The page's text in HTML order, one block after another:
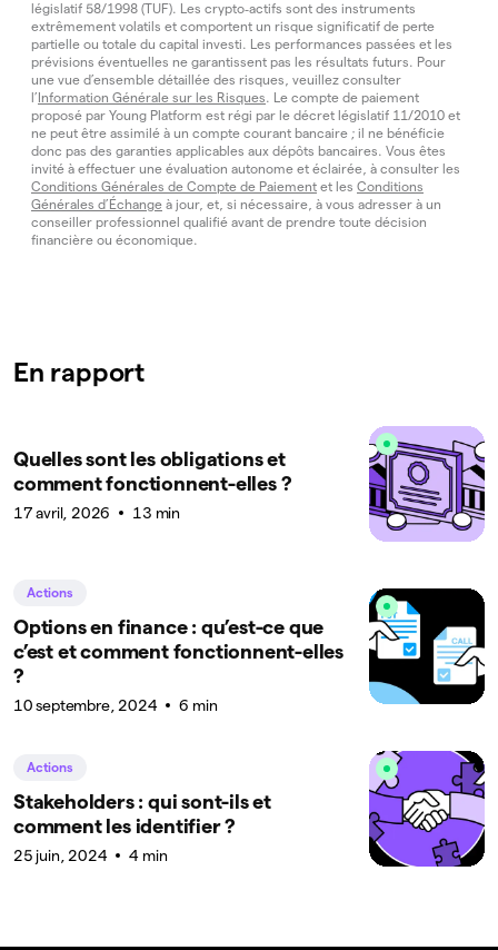
législatif 58/1998 (TUF). Les crypto‑actifs sont des instruments
extrêmement volatils et comportent un risque significatif de perte
partielle ou totale du capital investi. Les performances passées et les
prévisions éventuelles ne garantissent pas les résultats futurs. Pour
une vue d’ensemble détaillée des risques, veuillez consulter
l’ Information Générale sur les Risques. Le compte de paiement
proposé par Young Platform est régi par le décret législatif 11/2010 et
ne peut être assimilé à un compte courant bancaire ; il ne bénéficie
donc pas des garanties applicables aux dépôts bancaires. Vous êtes
invité à effectuer une évaluation autonome et éclairée, à consulter les
Conditions Générales de Compte de Paiement et les Conditions
Générales d’Échange à jour, et, si nécessaire, à vous adresser à un
conseiller professionnel qualifié avant de prendre toute décision
financière ou économique.
En rapport
Quelles sont les obligations et
comment fonctionnent-elles ?
17 avril, 2026 13 min
Actions
Options en finance : qu’est-ce que
c’est et comment fonctionnent-elles
?
10 septembre, 2024 6 min
Actions
Stakeholders : qui sont-ils et
comment les identifier ?
25 juin, 2024 4 min